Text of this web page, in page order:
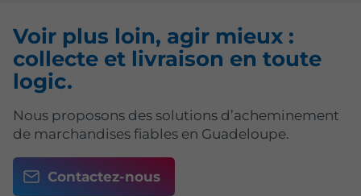
Voir plus loin, agir mieux :
collecte et livraison en toute
logic.
Nous proposons des solutions d’acheminement
de marchandises fiables en Guadeloupe.
Contactez-nous